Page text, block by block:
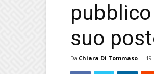
pubblico
suo
Da Chiara Di Tommaso - 19